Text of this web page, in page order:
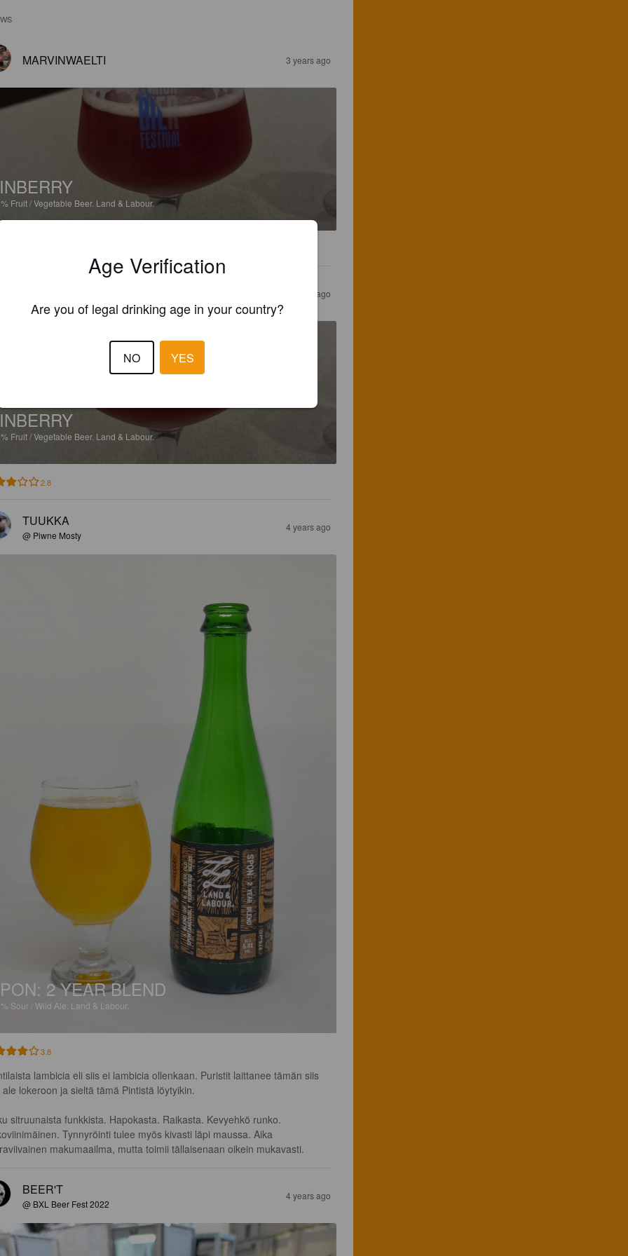
MARVINWAELTI 3 years ago
Fruit / Vegetable Beer. Land & Labour.
3 years ago
Fruit / Vegetable Beer. Land & Labour.
2.8
TUUKKA
@ Piwne Mosty
4 years ago
2 YEAR BLEND
Sour / Wild Ale. Land & Labour.
3.8
lambicia eli siis ei lambicia ollenkaan. Puristit laittanee tämän siis
ale lokeroon ja sieltä tämä Pintistä löytyikin.
sitruunaista funkkista. Hapokasta. Raikasta. Kevyehkö runko.
Tynnyröinti tulee myös kivasti läpi maussa. Aika
makumaailma, mutta toimii tällaisenaan oikein mukavasti.
BEER'T
@ BXL Beer Fest 2022
4 years ago
Age Verification
Are you of legal drinking age in your country?
NO YES